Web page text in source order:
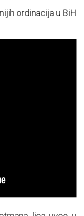
ordinacija u BiH